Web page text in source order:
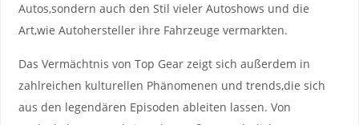
Autos,sondern auch‍ den ⁣Stil vieler ⁣Autoshows und die
Art,wie ‌Autohersteller⁣ ihre Fahrzeuge vermarkten.
Das Vermächtnis von Top Gear zeigt ⁤sich ‌außerdem in
zahlreichen kulturellen Phänomenen und‍ trends,die sich
aus den legendären ​Episoden‌ ableiten lassen. Von